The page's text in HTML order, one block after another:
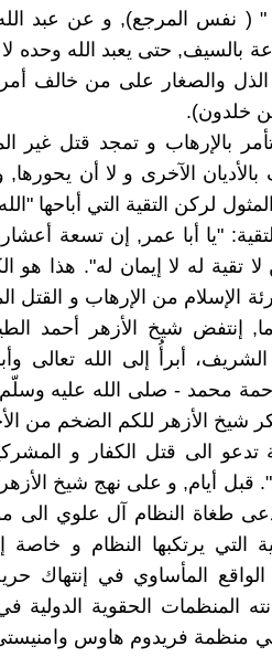
" ( نفس المرجع), و عن عبد
بالسيف, حتى يعبد الله وحده
والصغار على من خالف
خلدون).
بالإرهاب و تمجد قتل غير
الآخرى و لا أن
لركن التقية التي أباحها
"يا أبا عمر, إن تسعة
تقية له لا إيمان له". هذا هو
الإسلام من الإرهاب و القتل
إنتفض شيخ الأزهر أحمد
أبرأُ إلى الله تعالى
محمد - صلى الله عليه
شيخ الأزهر للكم الضخم من
تدعو الى قتل الكفار و
أيام, و على نهج شيخ الأزهر,
طغاة النظام آل علوي الى
التي يرتكبها النظام و خاصة
الواقع المأساوي في إنتهاك
المنظمات الحقوية الدولية
منظمة فريدوم هاوس